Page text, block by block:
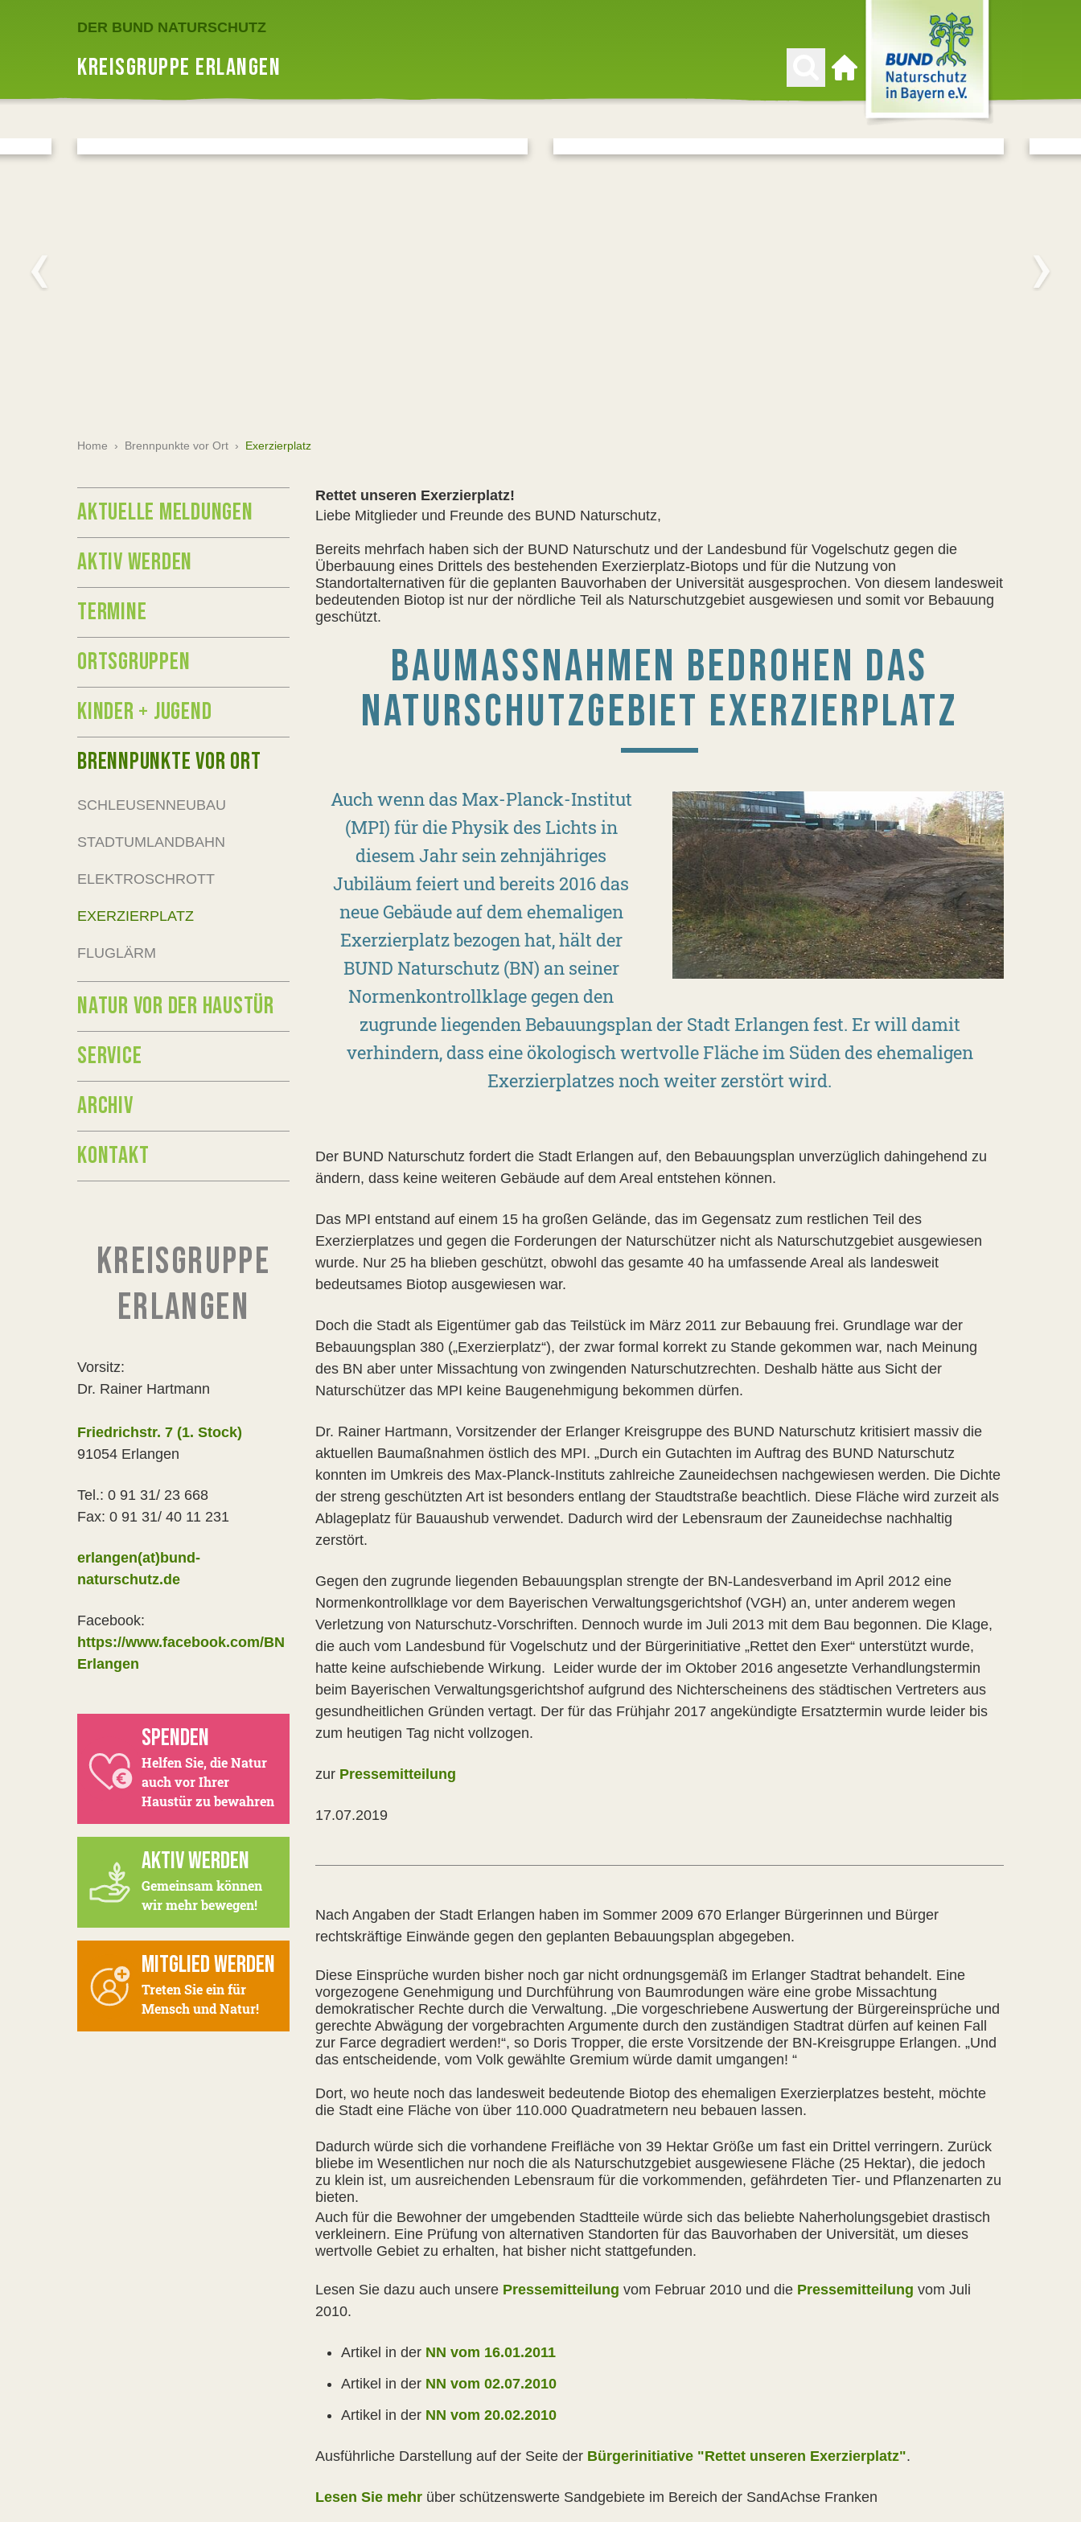
DER BUND NATURSCHUTZ
KREISGRUPPE ERLANGEN
Zur Startseite
Home › Brennpunkte vor Ort › Exerzierplatz
Rettet unseren Exerzierplatz!
Liebe Mitglieder und Freunde des BUND Naturschutz,
Bereits mehrfach haben sich der BUND Naturschutz und der Landesbund für Vogelschutz gegen die
Überbauung eines Drittels des bestehenden Exerzierplatz-Biotops und für die Nutzung von
Standortalternativen für die geplanten Bauvorhaben der Universität ausgesprochen. Von diesem landesweit
bedeutenden Biotop ist nur der nördliche Teil als Naturschutzgebiet ausgewiesen und somit vor Bebauung
geschützt.
BAUMASSNAHMEN BEDROHEN DAS N
ATURSCHUTZGEBIET EXERZIERPLATZ
Auch wenn das Max-Planck-Institut
(MPI) für die Physik des Lichts in
diesem Jahr sein zehnjähriges
Jubiläum feiert und bereits 2016 das
neue Gebäude auf dem ehemaligen
Exerzierplatz bezogen hat, hält der
BUND Naturschutz (BN) an seiner
Normenkontrollklage gegen den
zugrunde liegenden Bebauungsplan der Stadt Erlangen fest. Er will damit
verhindern, dass eine ökologisch wertvolle Fläche im Süden des ehemaligen
Exerzierplatzes noch weiter zerstört wird.
Der BUND Naturschutz fordert die Stadt Erlangen auf, den Bebauungsplan unverzüglich dahingehend zu
ändern, dass keine weiteren Gebäude auf dem Areal entstehen können.
Das MPI entstand auf einem 15 ha großen Gelände, das im Gegensatz zum restlichen Teil des
Exerzierplatzes und gegen die Forderungen der Naturschützer nicht als Naturschutzgebiet ausgewiesen
wurde. Nur 25 ha blieben geschützt, obwohl das gesamte 40 ha umfassende Areal als landesweit
bedeutsames Biotop ausgewiesen war.
Doch die Stadt als Eigentümer gab das Teilstück im März 2011 zur Bebauung frei. Grundlage war der
Bebauungsplan 380 („Exerzierplatz“), der zwar formal korrekt zu Stande gekommen war, nach Meinung
des BN aber unter Missachtung von zwingenden Naturschutzrechten. Deshalb hätte aus Sicht der
Naturschützer das MPI keine Baugenehmigung bekommen dürfen.
Dr. Rainer Hartmann, Vorsitzender der Erlanger Kreisgruppe des BUND Naturschutz kritisiert massiv die
aktuellen Baumaßnahmen östlich des MPI. „Durch ein Gutachten im Auftrag des BUND Naturschutz
konnten im Umkreis des Max-Planck-Instituts zahlreiche Zauneidechsen nachgewiesen werden. Die Dichte
der streng geschützten Art ist besonders entlang der Staudtstraße beachtlich. Diese Fläche wird zurzeit als
Ablageplatz für Bauaushub verwendet. Dadurch wird der Lebensraum der Zauneidechse nachhaltig
zerstört.
Gegen den zugrunde liegenden Bebauungsplan strengte der BN-Landesverband im April 2012 eine
Normenkontrollklage vor dem Bayerischen Verwaltungsgerichtshof (VGH) an, unter anderem wegen
Verletzung von Naturschutz-Vorschriften. Dennoch wurde im Juli 2013 mit dem Bau begonnen. Die Klage,
die auch vom Landesbund für Vogelschutz und der Bürgerinitiative „Rettet den Exer“ unterstützt wurde,
hatte keine aufschiebende Wirkung. Leider wurde der im Oktober 2016 angesetzte Verhandlungstermin
beim Bayerischen Verwaltungsgerichtshof aufgrund des Nichterscheinens des städtischen Vertreters aus
gesundheitlichen Gründen vertagt. Der für das Frühjahr 2017 angekündigte Ersatztermin wurde leider bis
zum heutigen Tag nicht vollzogen.
zur Pressemitteilung
17.07.2019
Nach Angaben der Stadt Erlangen haben im Sommer 2009 670 Erlanger Bürgerinnen und Bürger
rechtskräftige Einwände gegen den geplanten Bebauungsplan abgegeben.
Diese Einsprüche wurden bisher noch gar nicht ordnungsgemäß im Erlanger Stadtrat behandelt. Eine
vorgezogene Genehmigung und Durchführung von Baumrodungen wäre eine grobe Missachtung
demokratischer Rechte durch die Verwaltung. „Die vorgeschriebene Auswertung der Bürgereinsprüche und
gerechte Abwägung der vorgebrachten Argumente durch den zuständigen Stadtrat dürfen auf keinen Fall
zur Farce degradiert werden!“, so Doris Tropper, die erste Vorsitzende der BN-Kreisgruppe Erlangen. „Und
das entscheidende, vom Volk gewählte Gremium würde damit umgangen! “
Dort, wo heute noch das landesweit bedeutende Biotop des ehemaligen Exerzierplatzes besteht, möchte
die Stadt eine Fläche von über 110.000 Quadratmetern neu bebauen lassen.
Dadurch würde sich die vorhandene Freifläche von 39 Hektar Größe um fast ein Drittel verringern. Zurück
bliebe im Wesentlichen nur noch die als Naturschutzgebiet ausgewiesene Fläche (25 Hektar), die jedoch
zu klein ist, um ausreichenden Lebensraum für die vorkommenden, gefährdeten Tier- und Pflanzenarten zu
bieten.
Auch für die Bewohner der umgebenden Stadtteile würde sich das beliebte Naherholungsgebiet drastisch
verkleinern. Eine Prüfung von alternativen Standorten für das Bauvorhaben der Universität, um dieses
wertvolle Gebiet zu erhalten, hat bisher nicht stattgefunden.
Lesen Sie dazu auch unsere Pressemitteilung vom Februar 2010 und die Pressemitteilung vom Juli
2010.
Artikel in der NN vom 16.01.2011
Artikel in der NN vom 02.07.2010
Artikel in der NN vom 20.02.2010
Ausführliche Darstellung auf der Seite der Bürgerinitiative "Rettet unseren Exerzierplatz".
Lesen Sie mehr über schützenswerte Sandgebiete im Bereich der SandAchse Franken
AKTUELLE MELDUNGEN
AKTIV WERDEN
TERMINE
ORTSGRUPPEN
KINDER + JUGEND
BRENNPUNKTE VOR ORT
SCHLEUSENNEUBAU
STADTUMLANDBAHN
ELEKTROSCHROTT
EXERZIERPLATZ
FLUGLÄRM
NATUR VOR DER HAUSTÜR
SERVICE
ARCHIV
KONTAKT
KREISGRUPPE
ERLANGEN
Vorsitz:
Dr. Rainer Hartmann
Friedrichstr. 7 (1. Stock)
91054 Erlangen
Tel.: 0 91 31/ 23 668
Fax: 0 91 31/ 40 11 231
erlangen(at)bund-
naturschutz.de
Facebook:
https://www.facebook.com/BN
Erlangen
SPENDEN
Helfen Sie, die Natur
auch vor Ihrer
Haustür zu bewahren
AKTIV WERDEN
Gemeinsam können
wir mehr bewegen!
MITGLIED WERDEN
Treten Sie ein für
Mensch und Natur!